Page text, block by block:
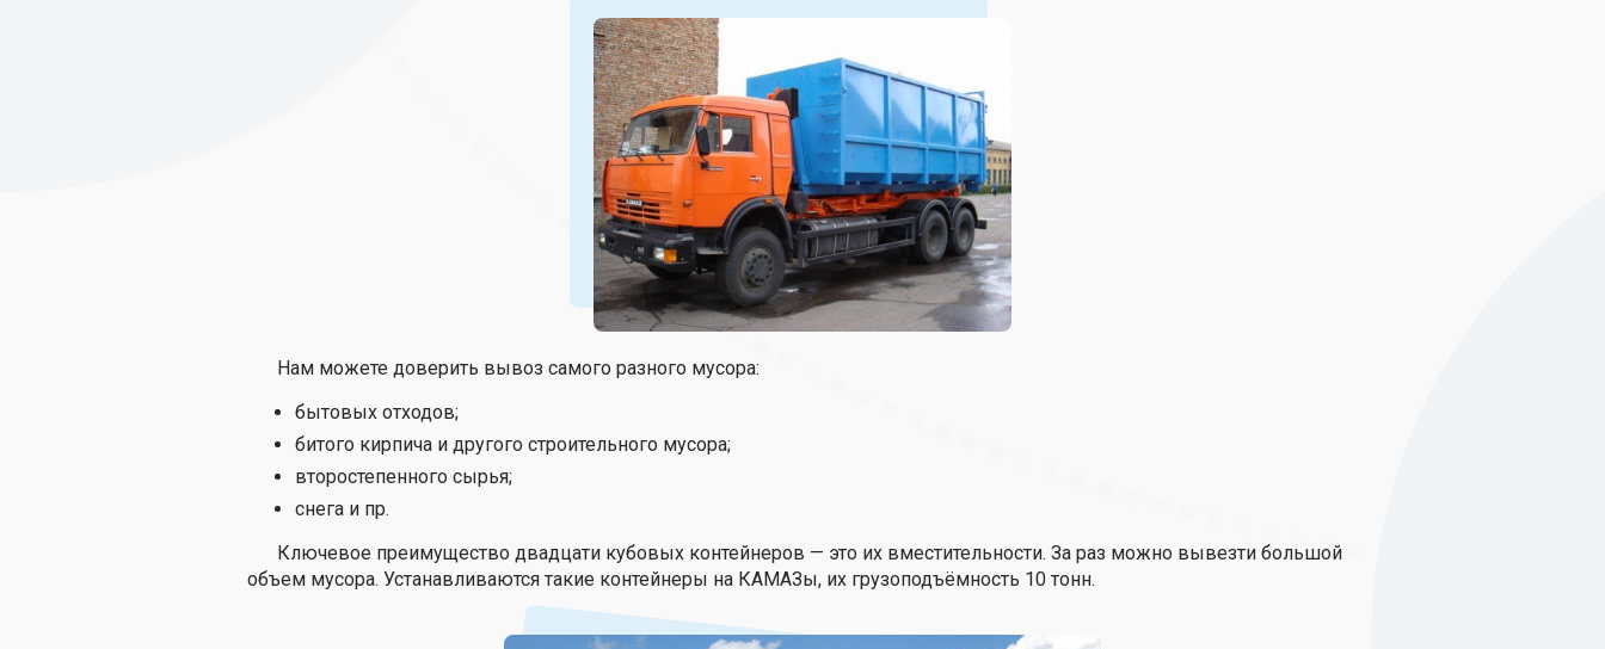
Нам можете доверить вывоз самого разного мусора:
бытовых отходов;
битого кирпича и другого строительного мусора;
второстепенного сырья;
снега и пр.
Ключевое преимущество двадцати кубовых контейнеров — это их вместительности. За раз можно вывезти большой
объем мусора. Устанавливаются такие контейнеры на КАМАЗы, их грузоподъёмность 10 тонн.